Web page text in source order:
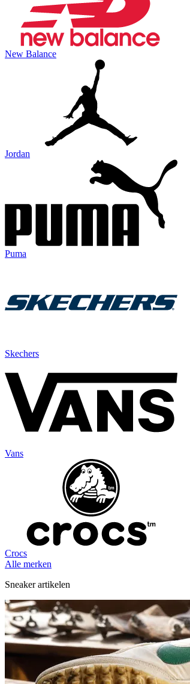
New Balance
Jordan
Puma
Skechers
Vans
Crocs
Alle merken
Sneaker artikelen